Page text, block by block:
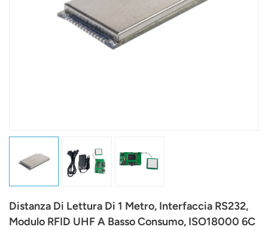
Português
Türk
Melayu
Distanza Di Lettura Di 1 Metro, Interfaccia RS232,
Modulo RFID UHF A Basso Consumo, ISO18000 6C